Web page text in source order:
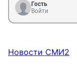
Гость
Войти
Новости СМИ2